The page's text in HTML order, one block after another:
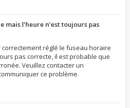
mais l’heure n’est toujours pas
correctement réglé le fuseau horaire
pas correcte, il est probable que
Veuillez contacter un
ce problème.